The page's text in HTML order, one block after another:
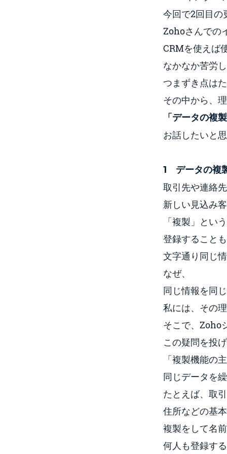
今回で2回目の
Zohoさんでの
CRMを使えば
なかなか苦労
つまずき点は
その中から、
「データの複
お話したいと
1 データの複
取引先や連絡
新しい見込み
「複製」とい
登録すること
文字通り同じ
なぜ、
同じ情報を同
私には、その
そこで、Zoho
この疑問を投
「複製機能の
同じデータを
たとえば、取
住所などの基
複製をして名
何人も登録す